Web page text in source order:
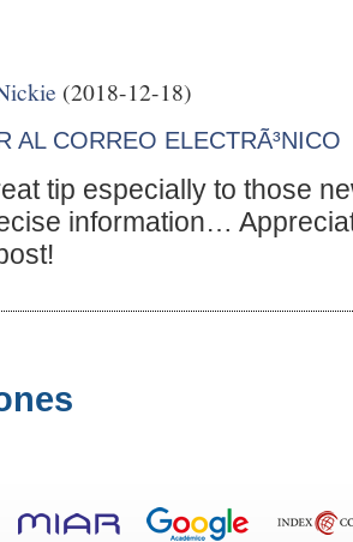
(2018-12-18)
AL CORREO ELECTRÃ³NICO
tip especially to those
information…